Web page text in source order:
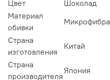
Цвет
Шоколад
Материал
обивки
Микрофибра
Страна
изготовления
Китай
Страна
производителя
Япония